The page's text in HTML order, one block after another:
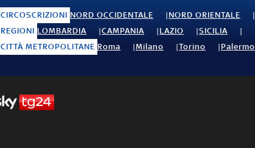
CIRCOSCRIZIONI NORD OCCIDENTALE NORD ORIENTALE
REGIONI LOMBARDIA CAMPANIA LAZIO
SICILIA
CITTÀ METROPOLITANE Roma Milano Torino Palermo